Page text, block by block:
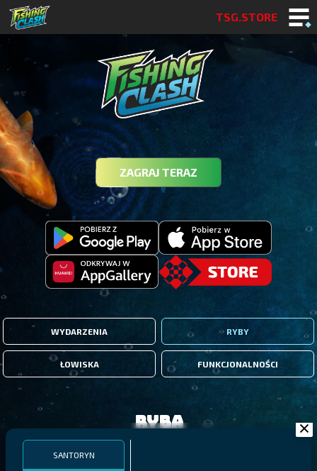
TSG.STORE
ZAGRAJ TERAZ
WYDARZENIA RYBY
ŁOWISKA FUNKCJONALNOŚCI
SANTORYN
Ryba